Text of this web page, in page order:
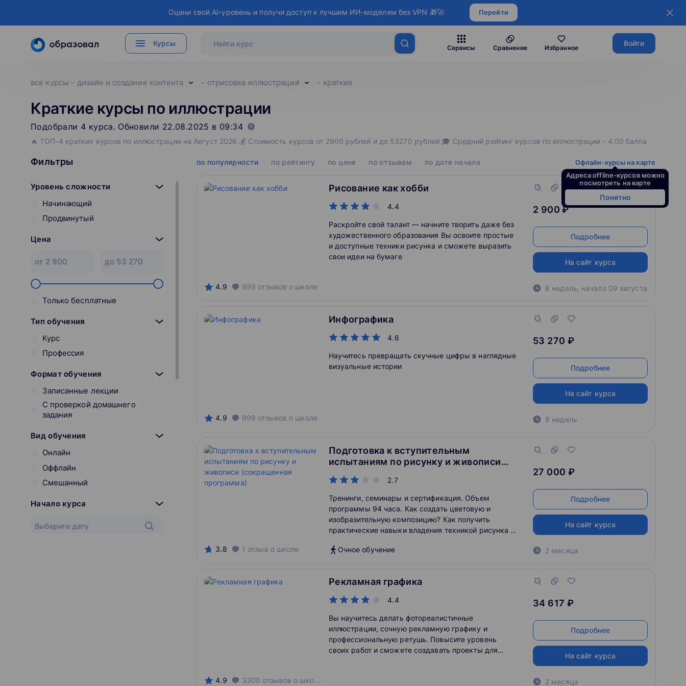
Оцени свой AI-уровень и получи доступ к лучшим ИИ-моделям без VPN 🎁🚀 Перейти
Курсы
Сервисы Сравнение Избранное
Войти
все курсы дизайн и создание контента отрисовка иллюстраций краткие
Краткие курсы по иллюстрации
Подобрали 4 курса. Обновили 22.08.2025 в 09:34
🔥 ТОП-4 кратких курсов по иллюстрации на Август 2026 💰 Стоимость курсов от 2900 рублей и до 53270 рублей 🎓 Средний рейтинг курсов по иллюстрации - 4.00 балла
Фильтры
Уровень сложности
Начинающий
Продвинутый
Цена
Только бесплатные
Тип обучения
Курс
Профессия
Формат обучения
Записанные лекции
С проверкой домашнего
задания
Вид обучения
Онлайн
Оффлайн
Смешанный
Начало курса
по популярности по рейтингу по цене по отзывам по дате начала
Офлайн-курсы на карте
Адреса offline-курсов можно
посмотреть на карте
Понятно
4.9 999 отзывов о школе
Рисование как хобби
4.4
Раскройте свой талант — начните творить даже без
художественного образования Вы освоите простые
и доступные техники рисунка и сможете выразить
свои идеи на бумаге
2 900 ₽
Подробнее
На сайт курса
8 недель начало 09 августа
4.9 999 отзывов о школе
Инфографика
4.6
Научитесь превращать скучные цифры в наглядные
визуальные истории
53 270 ₽
Подробнее
На сайт курса
8 недель
3.8 1 отзыв о школе
Подготовка к вступительным
испытаниям по рисунку и живописи
2.7
Тренинги, семинары и сертификация. Объем
программы 94 часа. Как создать цветовую и
изобразительную композицию? Как получить
практические навыки владения техникой рисунка и
мышление и овладеть профессиональными
творческой идеи? Как подготовиться к
вступительному испытанию по рисунку и живописи?
Очное обучение
27 000 ₽
Подробнее
На сайт курса
2 месяца
4.9 3300 отзывов о школе
Рекламная графика
4.4
Вы научитесь делать фотореалистичные
иллюстрации, сочную рекламную графику и
профессиональную ретушь. Повысите уровень
своих работ и сможете создавать проекты для
34 617 ₽
Подробнее
На сайт курса
2 месяца